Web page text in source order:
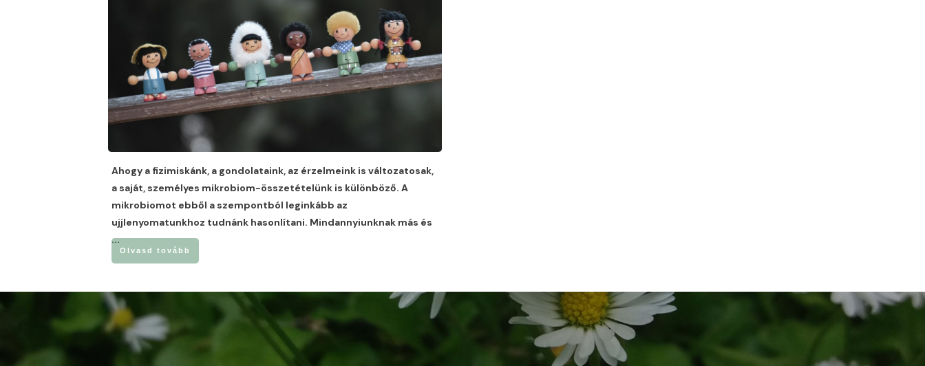
Ahogy a fizimiskánk, a gondolataink, az érzelmeink is változatosak,
a saját, személyes mikrobiom-összetételünk is különböző. A
mikrobiomot ebből a szempontból leginkább az
ujjlenyomatunkhoz tudnánk hasonlítani. Mindannyiunknak más és
...
Olvasd tovább